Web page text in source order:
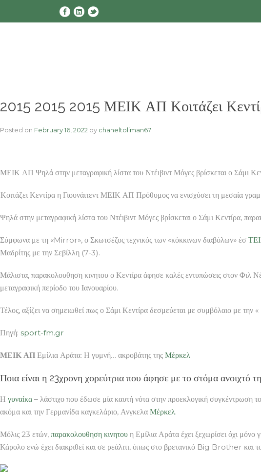
2015 2015 2015 ΜΕΙΚ ΑΠ Κοιτάζει
Posted on February 16, 2022 by chaneltoliman67
ΜΕΙΚ ΑΠ Ψηλά στην μεταγραφική λίστα του Ντέιβιντ Μόγες βρίσκεται ο Σάμι
Κοιτάζει Κεντίρα η Γιουνάιτεντ ΜΕΙΚ ΑΠ Πρόθυμος να ενισχύσει τη μεσαία
Ψηλά στην μεταγραφική λίστα του Ντέιβιντ Μόγες βρίσκεται ο Σάμι Κεντίρα,
Σύμφωνα με τη «Mirror», ο Σκωτσέζος τεχνικός των «κόκκινων διαβόλων» έσ ΤΕΙ
Μαδρίτης με την Σεβίλλη (7-3).
Μάλιστα, παρακολουθηση κινητου ο Κεντίρα άφησε καλές εντυπώσεις στον Φιλ
μεταγραφική περίοδο του Ιανουαρίου.
Τέλος, αξίζει να σημειωθεί πως ο Σάμι Κεντίρα δεσμεύεται με συμβόλαιο με την «
Πηγή: sport-fm.gr
ΜΕΙΚ ΑΠ Εμίλια Αράτα: Η γυμνή… ακροβάτης της Μέρκελ
Ποια είναι η 23χρονη χορεύτρια που άφησε με το στόμα ανοιχτό
Η γυναίκα – λάστιχο που έδωσε μία καυτή νότα στην προεκλογική συγκέντρωση
ακόμα και την Γερμανίδα καγκελάριο, Ανγκελα Μέρκελ.
Μόλις 23 ετών, παρακολουθηση κινητου η Εμίλια Αράτα έχει ξεχωρίσει όχι μόνο
Κάρολο ενώ έχει διακριθεί και σε ρεάλιτι, όπως στο βρετανικό Big Brother